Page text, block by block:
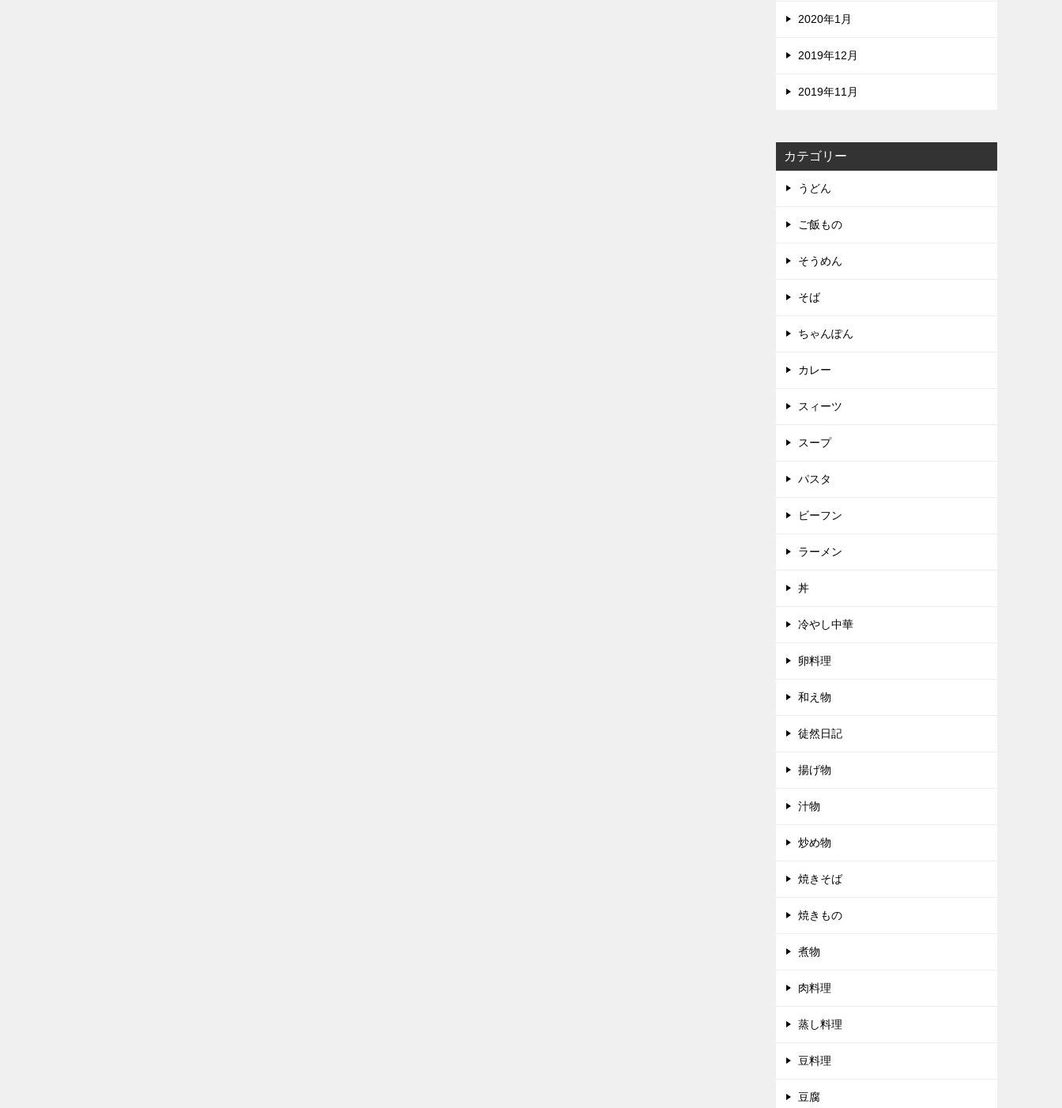
2020年1月
2019年12月
2019年11月
カテゴリー
うどん
ご飯もの
そうめん
そば
ちゃんぽん
カレー
スィーツ
スープ
パスタ
ビーフン
ラーメン
丼
冷やし中華
卵料理
和え物
徒然日記
揚げ物
汁物
炒め物
焼きそば
焼きもの
煮物
肉料理
蒸し料理
豆料理
豆腐